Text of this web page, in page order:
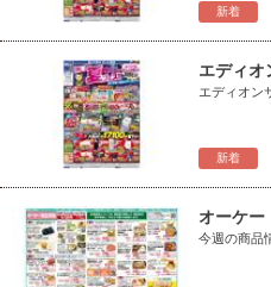
新着
新着
エディオ
エディオン
オーケ
今週の商品